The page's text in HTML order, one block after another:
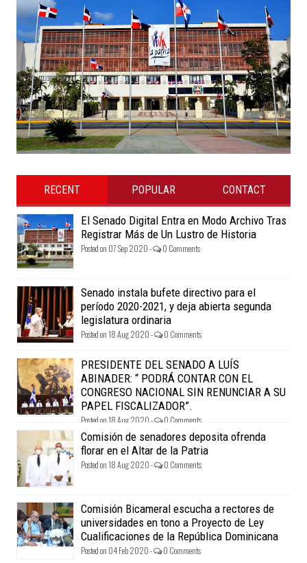
RECENT POPULAR CONTACT
El Senado Digital Entra en Modo Archivo Tras
Registrar Más de Un Lustro de Historia
Posted on 07 Sep 2020 - 0 Comments
Senado instala bufete directivo para el
período 2020-2021, y deja abierta segunda
legislatura ordinaria
Posted on 18 Aug 2020 - 0 Comments
PRESIDENTE DEL SENADO A LUÍS
ABINADER: “ PODRÁ CONTAR CON EL
CONGRESO NACIONAL SIN RENUNCIAR A SU
PAPEL FISCALIZADOR”.
Posted on 18 Aug 2020 - 0 Comments
Comisión de senadores deposita ofrenda
florar en el Altar de la Patria
Posted on 18 Aug 2020 - 0 Comments
Comisión Bicameral escucha a rectores de
universidades en tono a Proyecto de Ley
Cualificaciones de la República Dominicana
Posted on 04 Feb 2020 - 0 Comments